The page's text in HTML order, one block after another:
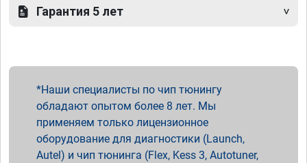
Гарантия 5 лет
Наши специалисты по чип тюнингу
обладают опытом более 8 лет. Мы
применяем только лицензионное
оборудование для диагностики (Launch,
Autel) и чип тюнинга (Flex, Kess 3, Autotuner,